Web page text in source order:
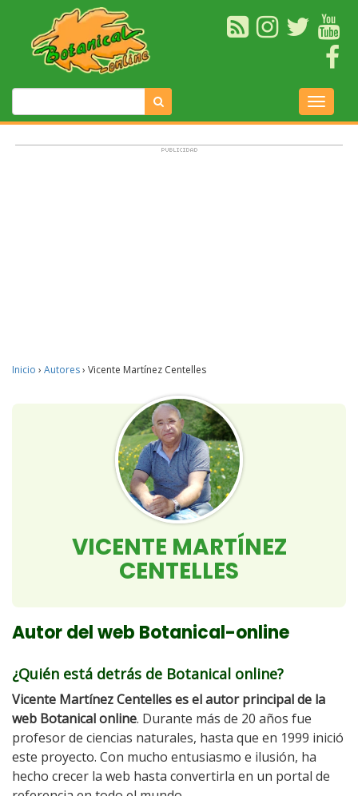
Inicio › Autores› Vicente Martínez Centelles
VICENTE MARTÍNEZ
CENTELLES
Autor del web Botanical-online
¿Quién está detrás de Botanical online?
Vicente Martínez Centelles es el autor principal de la
web Botanical online. Durante más de 20 años fue
profesor de ciencias naturales, hasta que en 1999 inició
este proyecto. Con mucho entusiasmo e ilusión, ha
hecho crecer la web hasta convertirla en un portal de